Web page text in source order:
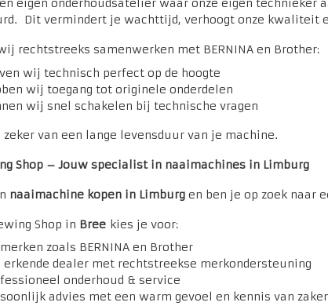
eigen onderhoudsatelier waar onze eigen technieker
Dit vermindert je wachttijd, verhoogt onze kwaliteit
rechtstreeks samenwerken met BERNINA en Brother:
wij technisch perfect op de hoogte
wij toegang tot originele onderdelen
wij snel schakelen bij technische vragen
zeker van een lange levensduur van je machine.
Shop – Jouw specialist in naaimachines in Limburg
naaimachine kopen in Limburg en ben je op zoek naar
Shop in Bree kies je voor:
zoals BERNINA en Brother
erkende dealer met rechtstreekse merkondersteuning
onderhoud & service
advies met een warm gevoel en kennis van